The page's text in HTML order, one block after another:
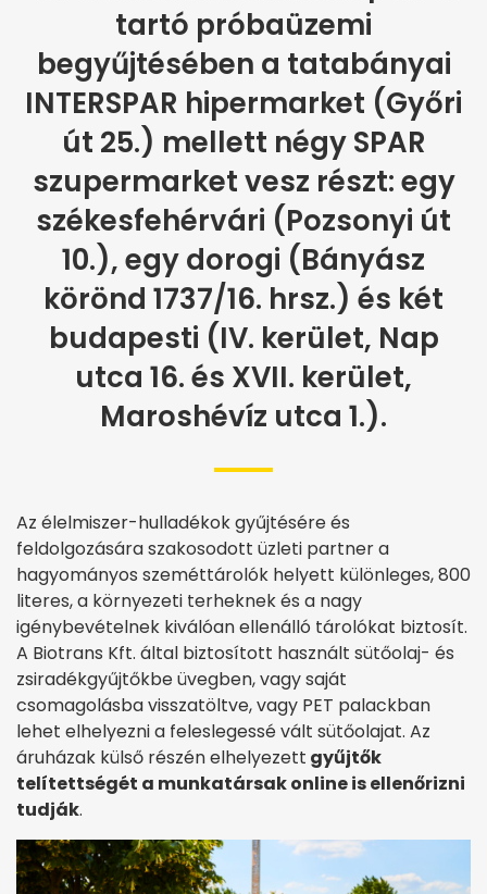
tartó próbaüzemi
begyűjtésében a tatabányai
INTERSPAR hipermarket (Győri
út 25.) mellett négy SPAR
szupermarket vesz részt: egy
székesfehérvári (Pozsonyi út
10.), egy dorogi (Bányász
körönd 1737/16. hrsz.) és két
budapesti (IV. kerület, Nap
utca 16. és XVII. kerület,
Maroshévíz utca 1.).
Az élelmiszer-hulladékok gyűjtésére és
feldolgozására szakosodott üzleti partner a
hagyományos szeméttárolók helyett különleges, 800
literes, a környezeti terheknek és a nagy
igénybevételnek kiválóan ellenálló tárolókat biztosít.
A Biotrans Kft. által biztosított használt sütőolaj- és
zsiradékgyűjtőkbe üvegben, vagy saját
csomagolásba visszatöltve, vagy PET palackban
lehet elhelyezni a feleslegessé vált sütőolajat. Az
áruházak külső részén elhelyezett gyűjtők
telítettségét a munkatársak online is ellenőrizni
tudják.